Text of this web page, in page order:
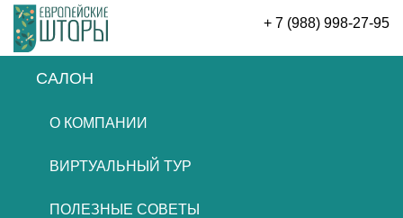
+ 7 (988) 998-27-95
САЛОН
О КОМПАНИИ
ВИРТУАЛЬНЫЙ ТУР
ПОЛЕЗНЫЕ СОВЕТЫ